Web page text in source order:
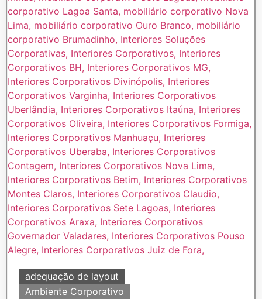
adequação de layout
Ambiente Corporativo